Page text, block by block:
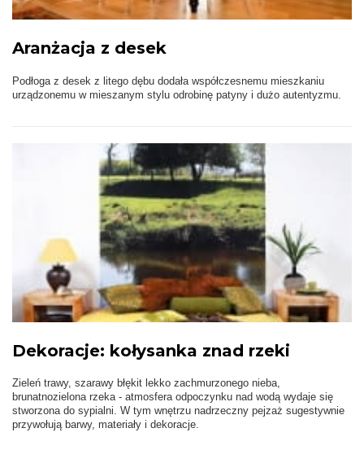
Aranżacja z desek
Podłoga z desek z litego dębu dodała współczesnemu mieszkaniu
urządzonemu w mieszanym stylu odrobinę patyny i dużo autentyzmu.
Dekoracje: kołysanka znad rzeki
Zieleń trawy, szarawy błękit lekko zachmurzonego nieba,
brunatnozielona rzeka - atmosfera odpoczynku nad wodą wydaje się
stworzona do sypialni. W tym wnętrzu nadrzeczny pejzaż sugestywnie
przywołują barwy, materiały i dekoracje.